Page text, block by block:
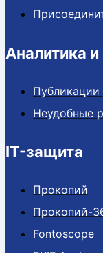
Аналитика
Публикации
Неудобные
IT-защита
Прокопий
Прокопий-
Fontoscope